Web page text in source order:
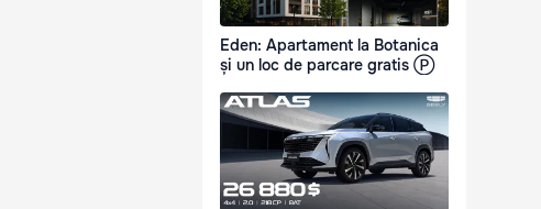
Eden: Apartament la Botanica
și un loc de parcare gratis Ⓟ